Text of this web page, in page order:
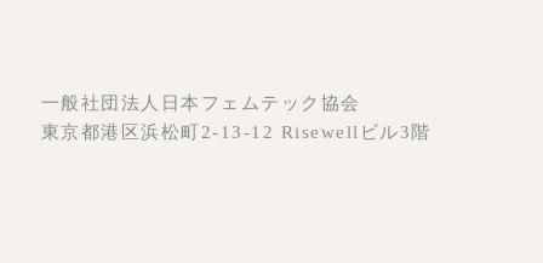
一般社団法人日本フェムテック協会
東京都港区浜松町2-13-12 Risewellビル3階